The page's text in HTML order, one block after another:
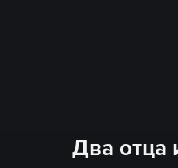
Два отца